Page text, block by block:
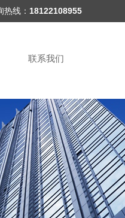
热线： 18122108955
联系我们